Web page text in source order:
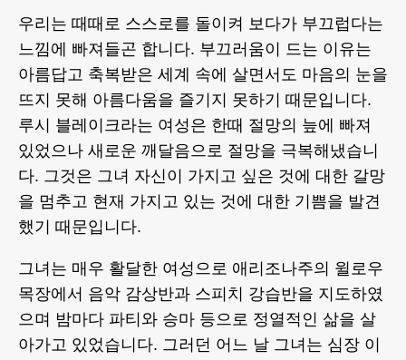
우리는 때때로 스스로를 돌이켜 보다가 부끄럽다는
느낌에 빠져들곤 합니다. 부끄러움이 드는 이유는
아름답고 축복받은 세계 속에 살면서도 마음의 눈을
뜨지 못해 아름다움을 즐기지 못하기 때문입니다.
루시 블레이크라는 여성은 한때 절망의 늪에 빠져
있었으나 새로운 깨달음으로 절망을 극복해냈습니
다. 그것은 그녀 자신이 가지고 싶은 것에 대한 갈망
을 멈추고 현재 가지고 있는 것에 대한 기쁨을 발견
했기 때문입니다.
그녀는 매우 활달한 여성으로 애리조나주의 윌로우
목장에서 음악 감상반과 스피치 강습반을 지도하였
으며 밤마다 파티와 승마 등으로 정열적인 삶을 살
아가고 있었습니다. 그러던 어느 날 그녀는 심장 이